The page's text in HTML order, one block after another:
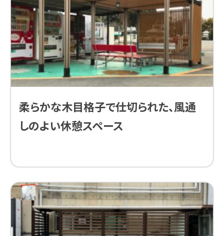
柔らかな木目格子で仕切られた、風通
しのよい休憩スペース